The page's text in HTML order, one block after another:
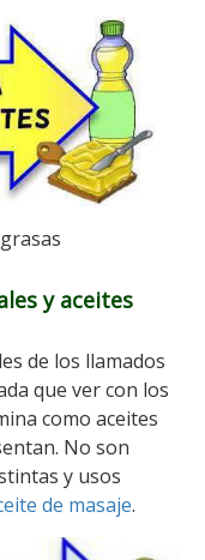
y aceites
de los llamados
que ver con los
como aceites
No son
y usos
de masaje.